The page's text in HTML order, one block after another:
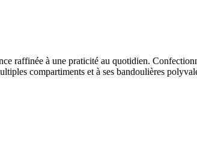
raffinée à une praticité au quotidien.
compartiments et à ses bandoulières